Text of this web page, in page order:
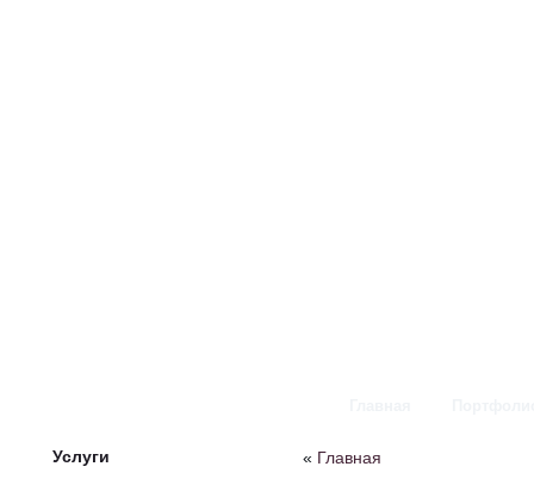
Услуги « Главная